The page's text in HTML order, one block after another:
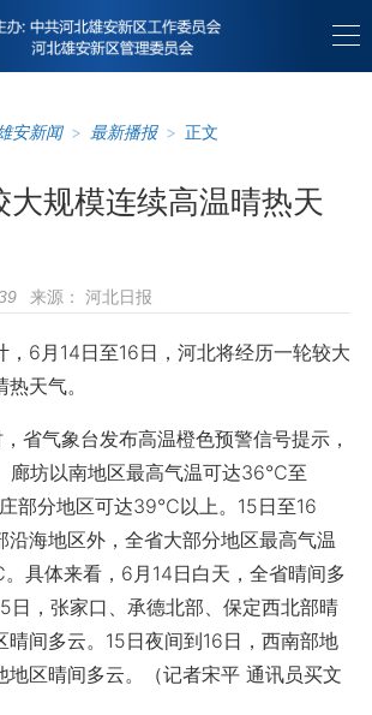
安新闻 > 最新播报 > 正文
大规模连续高温晴热天
来源： 河北日报
6月14日至16日，河北将经历一轮较大
天气。
气象台发布高温橙色预警信号提示，
廊坊以南地区最高气温可达36℃至
部分地区可达39℃以上。15日至16
沿海地区外，全省大部分地区最高气温
体来看，6月14日白天，全省晴间多
日，张家口、承德北部、保定西北部晴
晴间多云。15日夜间到16日，西南部地
地区晴间多云。（记者宋平 通讯员买文